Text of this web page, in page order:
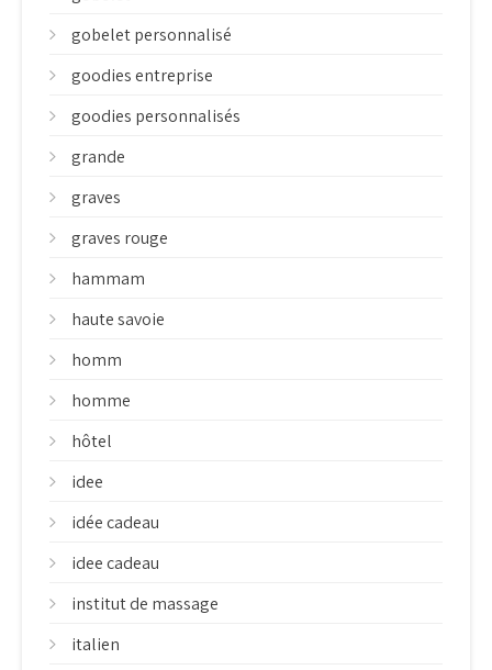
gobelet personnalisé
goodies entreprise
goodies personnalisés
grande
graves
graves rouge
hammam
haute savoie
homm
homme
hôtel
idee
idée cadeau
idee cadeau
institut de massage
italien